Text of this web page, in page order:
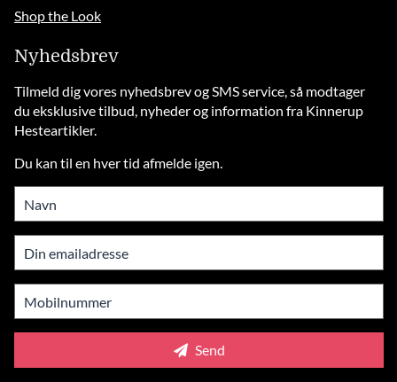
Shop the Look
Nyhedsbrev
Tilmeld dig vores nyhedsbrev og SMS service, så modtager
du eksklusive tilbud, nyheder og information fra Kinnerup
Hesteartikler.
Du kan til en hver tid afmelde igen.
Send